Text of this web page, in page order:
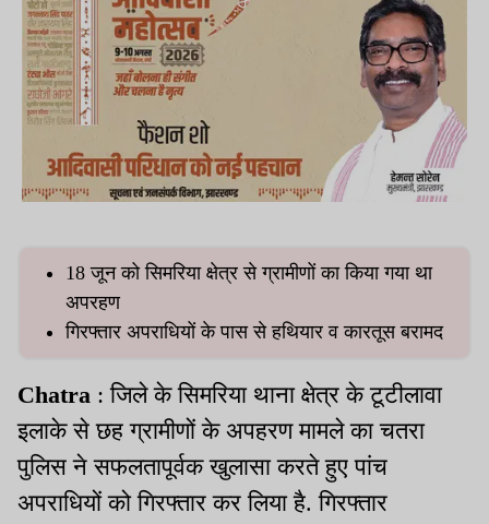
18 जून को सिमरिया क्षेत्र से ग्रामीणों का किया गया था
अपरहण
गिरफ्तार अपराधियों के पास से हथियार व कारतूस बरामद
Chatra : जिले के सिमरिया थाना क्षेत्र के टूटीलावा
इलाके से छह ग्रामीणों के अपहरण मामले का चतरा
पुलिस ने सफलतापूर्वक खुलासा करते हुए पांच
अपराधियों को गिरफ्तार कर लिया है. गिरफ्तार